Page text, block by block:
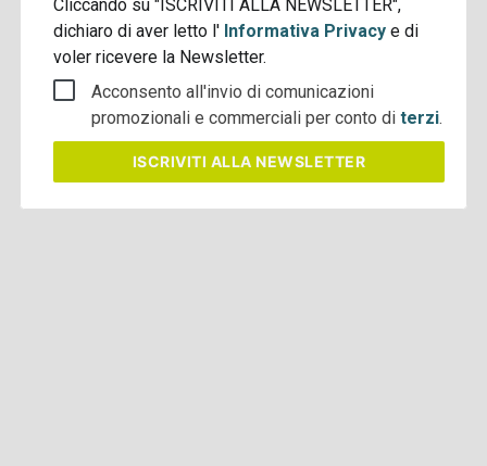
Cliccando su "ISCRIVITI ALLA NEWSLETTER",
dichiaro di aver letto l' Informativa Privacye di
voler ricevere la Newsletter.
Acconsento all'invio di comunicazioni
promozionali e commerciali per conto diterzi.
ISCRIVITI ALLA NEWSLETTER